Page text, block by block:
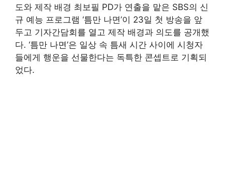
도와 제작 배경 최보필 PD가 연출을 맡은 SBS의 신
규 예능 프로그램 ‘틈만 나면’이 23일 첫 방송을 앞
두고 기자간담회를 열고 제작 배경과 의도를 공개했
다. ‘틈만 나면’은 일상 속 틈새 시간 사이에 시청자
들에게 행운을 선물한다는 독특한 콘셉트로 기획되
었다.